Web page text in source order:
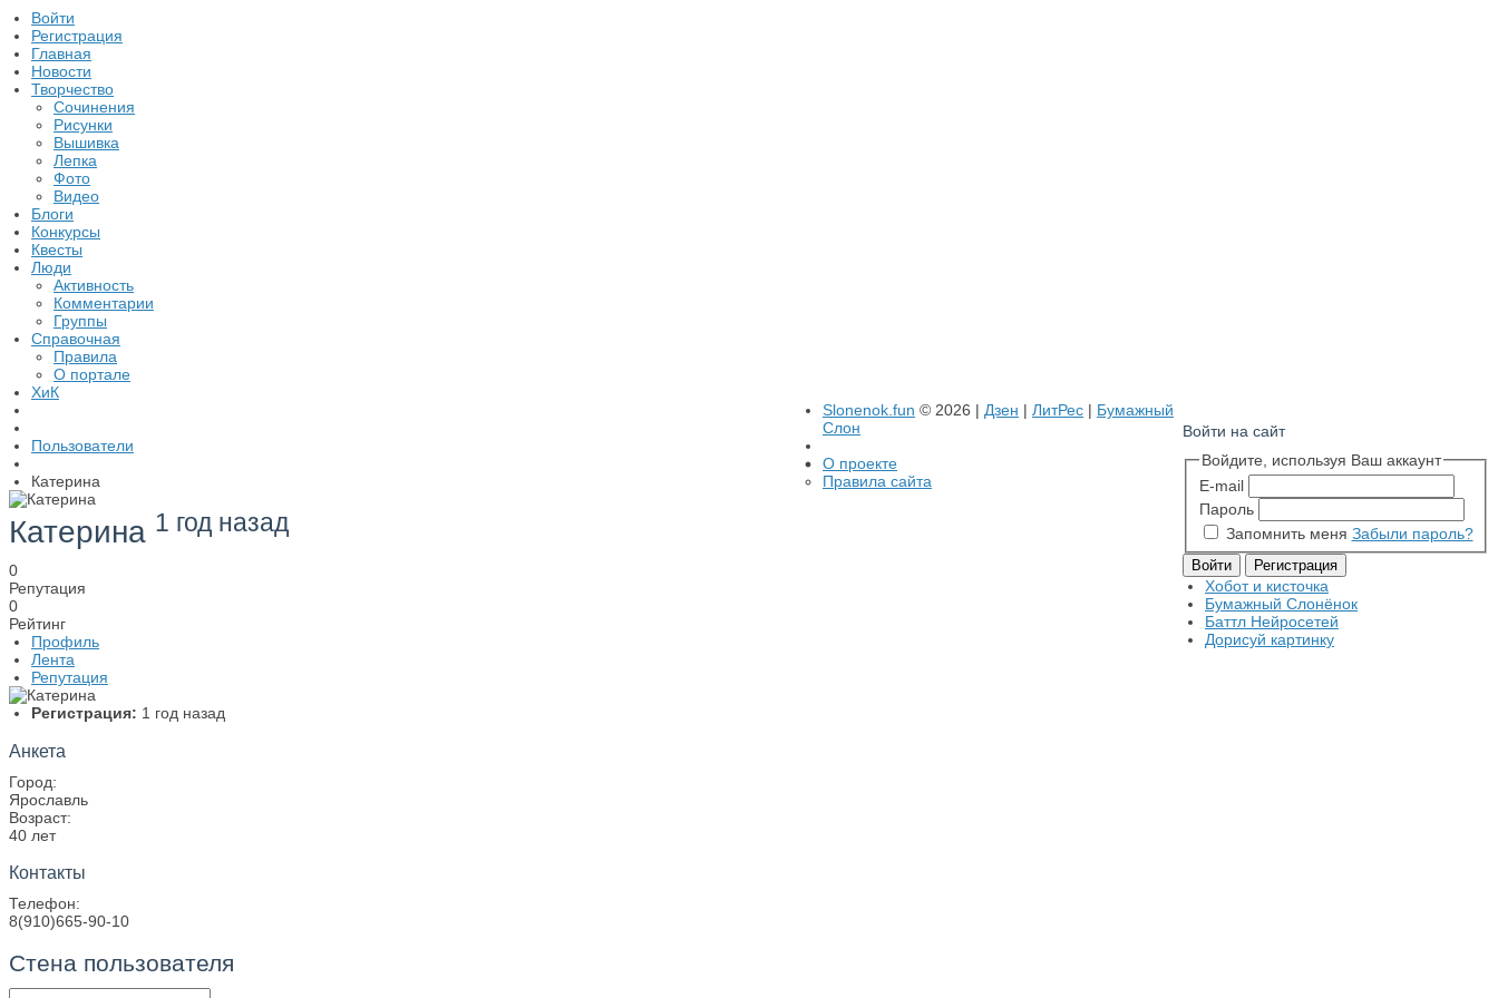
Войти
Регистрация
Главная
Новости
Творчество
Сочинения
Рисунки
Вышивка
Лепка
Фото
Видео
Блоги
Конкурсы
Квесты
Люди
Активность
Комментарии
Группы
Справочная
Правила
О портале
ХиК
Пользователи
Катерина
Катерина 1 год назад
0
Репутация
0
Рейтинг
Профиль
Лента
Репутация
Регистрация: 1 год назад
Анкета
Город:
Ярославль
Возраст:
40 лет
Контакты
Телефон:
8(910)665-90-10
Стена пользователя
Войти на сайт
Войдите, используя Ваш аккаунт
E-mail
Пароль
Запомнить меня Забыли пароль?
Хобот и кисточка
Бумажный Слонёнок
Баттл Нейросетей
Дорисуй картинку
Slonenok.fun © 2026 | Дзен | ЛитРес | Бумажный
Слон
О проекте
Правила сайта